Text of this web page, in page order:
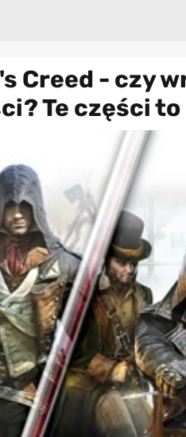
Creed - czy
Te części to